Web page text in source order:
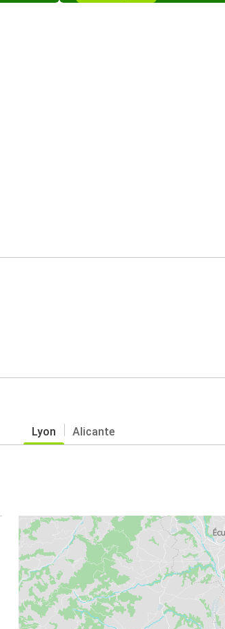
Lyon Alicante